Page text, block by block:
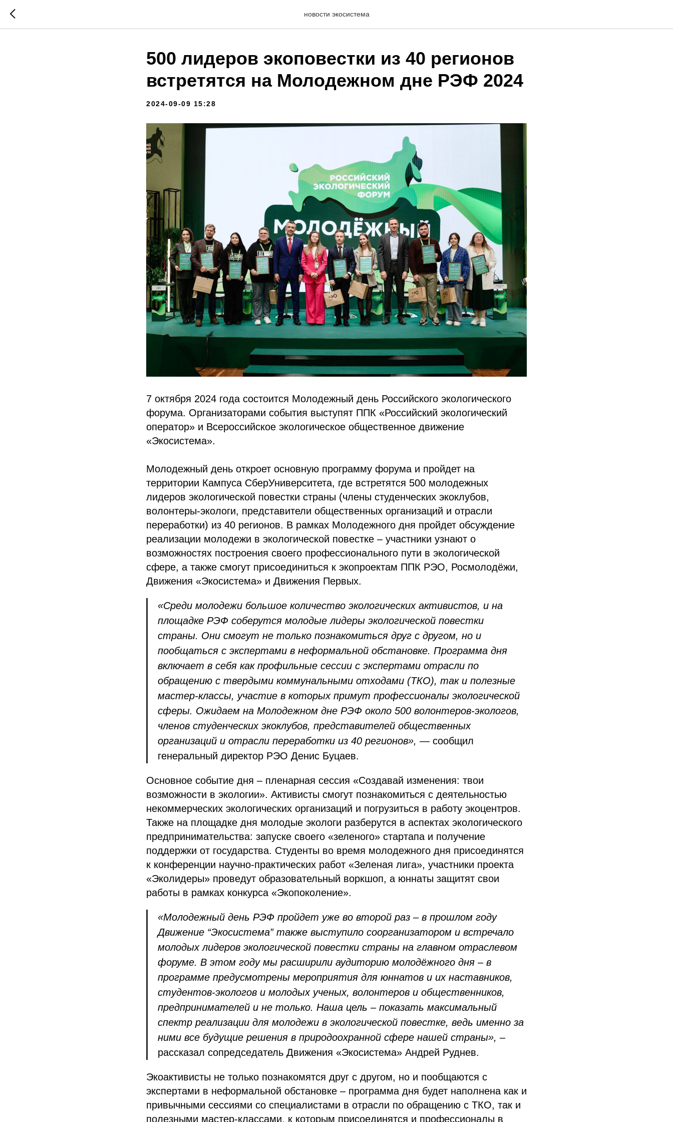
новости экосистема
500 лидеров экоповестки из 40 регионов
встретятся на Молодежном дне РЭФ 2024
2024-09-09 15:28
7 октября 2024 года состоится Молодежный день Российского экологического
форума. Организаторами события выступят ППК «Российский экологический
оператор» и Всероссийское экологическое общественное движение
«Экосистема».
Молодежный день откроет основную программу форума и пройдет на
территории Кампуса СберУниверситета, где встретятся 500 молодежных
лидеров экологической повестки страны (члены студенческих экоклубов,
волонтеры-экологи, представители общественных организаций и отрасли
переработки) из 40 регионов. В рамках Молодежного дня пройдет обсуждение
реализации молодежи в экологической повестке – участники узнают о
возможностях построения своего профессионального пути в экологической
сфере, а также смогут присоединиться к экопроектам ППК РЭО, Росмолодёжи,
Движения «Экосистема» и Движения Первых.
«Среди молодежи большое количество экологических активистов, и на
площадке РЭФ соберутся молодые лидеры экологической повестки
страны. Они смогут не только познакомиться друг с другом, но и
пообщаться с экспертами в неформальной обстановке. Программа дня
включает в себя как профильные сессии с экспертами отрасли по
обращению с твердыми коммунальными отходами (ТКО), так и полезные
мастер-классы, участие в которых примут профессионалы экологической
сферы. Ожидаем на Молодежном дне РЭФ около 500 волонтеров-экологов,
членов студенческих экоклубов, представителей общественных
организаций и отрасли переработки из 40 регионов», — сообщил
генеральный директор РЭО Денис Буцаев.
Основное событие дня – пленарная сессия «Создавай изменения: твои
возможности в экологии». Активисты смогут познакомиться с деятельностью
некоммерческих экологических организаций и погрузиться в работу экоцентров.
Также на площадке дня молодые экологи разберутся в аспектах экологического
предпринимательства: запуске своего «зеленого» стартапа и получение
поддержки от государства. Студенты во время молодежного дня присоединятся
к конференции научно-практических работ «Зеленая лига», участники проекта
«Эколидеры» проведут образовательный воркшоп, а юннаты защитят свои
работы в рамках конкурса «Экопоколение».
«Молодежный день РЭФ пройдет уже во второй раз – в прошлом году
Движение “Экосистема” также выступило соорганизатором и встречало
молодых лидеров экологической повестки страны на главном отраслевом
форуме. В этом году мы расширили аудиторию молодёжного дня – в
программе предусмотрены мероприятия для юннатов и их наставников,
студентов-экологов и молодых ученых, волонтеров и общественников,
предпринимателей и не только. Наша цель – показать максимальный
спектр реализации для молодежи в экологической повестке, ведь именно за
ними все будущие решения в природоохранной сфере нашей страны», –
рассказал сопредседатель Движения «Экосистема» Андрей Руднев.
Экоактивисты не только познакомятся друг с другом, но и пообщаются с
экспертами в неформальной обстановке – программа дня будет наполнена как и
привычными сессиями со специалистами в отрасли по обращению с ТКО, так и
полезными мастер-классами, к которым присоединятся и профессионалы в